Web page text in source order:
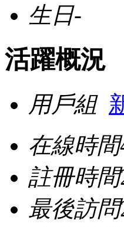
生日-
活躍概況
用戶組
在線時間
註冊時間
最後訪問